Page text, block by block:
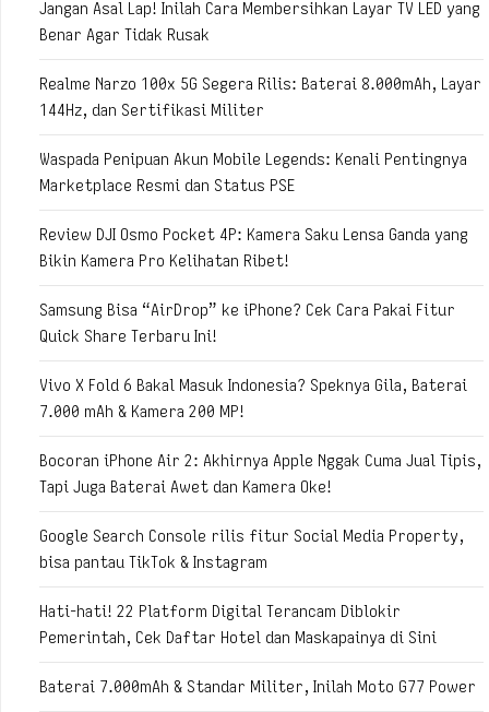
Jangan Asal Lap! Inilah Cara Membersihkan Layar TV LED yang
Benar Agar Tidak Rusak
Realme Narzo 100x 5G Segera Rilis: Baterai 8.000mAh, Layar
144Hz, dan Sertifikasi Militer
Waspada Penipuan Akun Mobile Legends: Kenali Pentingnya
Marketplace Resmi dan Status PSE
Review DJI Osmo Pocket 4P: Kamera Saku Lensa Ganda yang
Bikin Kamera Pro Kelihatan Ribet!
Samsung Bisa “AirDrop” ke iPhone? Cek Cara Pakai Fitur
Quick Share Terbaru Ini!
Vivo X Fold 6 Bakal Masuk Indonesia? Speknya Gila, Baterai
7.000 mAh & Kamera 200 MP!
Bocoran iPhone Air 2: Akhirnya Apple Nggak Cuma Jual Tipis,
Tapi Juga Baterai Awet dan Kamera Oke!
Google Search Console rilis fitur Social Media Property,
bisa pantau TikTok & Instagram
Hati-hati! 22 Platform Digital Terancam Diblokir
Pemerintah, Cek Daftar Hotel dan Maskapainya di Sini
Baterai 7.000mAh & Standar Militer, Inilah Moto G77 Power